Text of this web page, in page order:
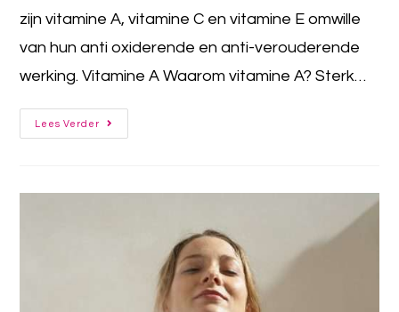
zijn vitamine A, vitamine C en vitamine E omwille
van hun anti oxiderende en anti-verouderende
werking. Vitamine A Waarom vitamine A? Sterk…
Lees Verder